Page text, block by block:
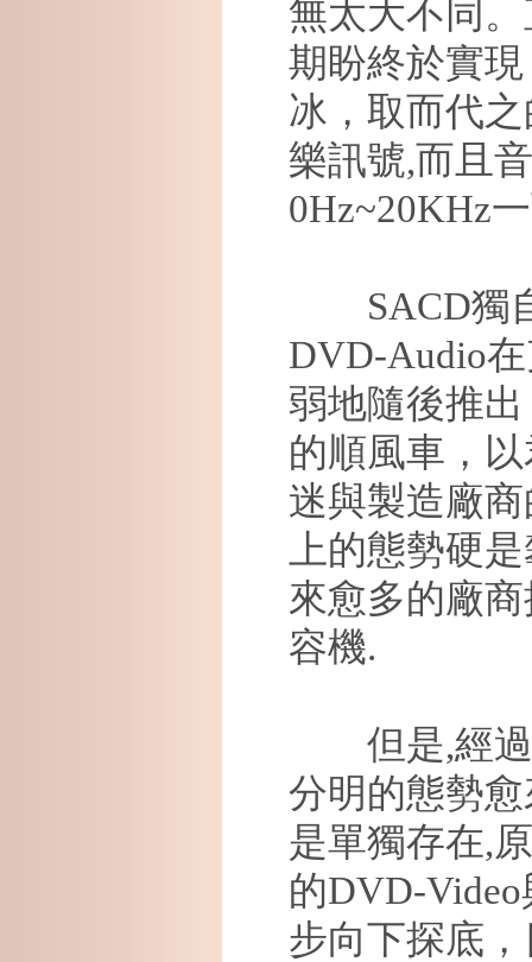
無太大不同
期盼終於實
冰，取而代
樂訊號,而且
0Hz~20KHz
SACD獨
DVD-Audio
弱地隨後推
的順風車，
迷與製造廠
上的態勢硬
來愈多的廠
容機.
但是,經
分明的態勢
是單獨存在,
的DVD-Video
步向下探底